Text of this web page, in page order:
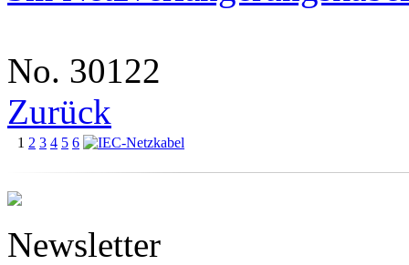
No. 30122
Zurück
1 2 3 4 5 6
Newsletter